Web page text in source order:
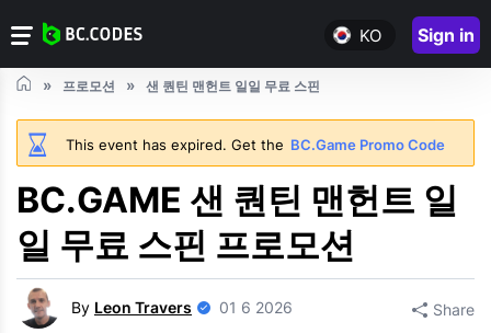
KO Sign in
프로모션 샌 퀀틴 맨헌트 일일 무료 스핀
This event has expired. Get the BC.Game Promo Code
BC.GAME 샌 퀀틴 맨헌트 일
일 무료 스핀 프로모션
By Leon Travers 01 6 2026 Share